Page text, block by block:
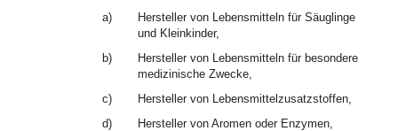
a)
Hersteller von Lebensmitteln für Säuglinge
und Kleinkinder,
b)
Hersteller von Lebensmitteln für besondere
medizinische Zwecke,
c)
Hersteller von Lebensmittelzusatzstoffen,
d)
Hersteller von Aromen oder Enzymen,